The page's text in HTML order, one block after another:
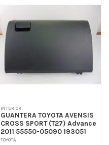
INTERIOR
GUANTERA TOYOTA AVENSIS
CROSS SPORT (T27) Advance
2011 55550-05090 193051
TOYOTA